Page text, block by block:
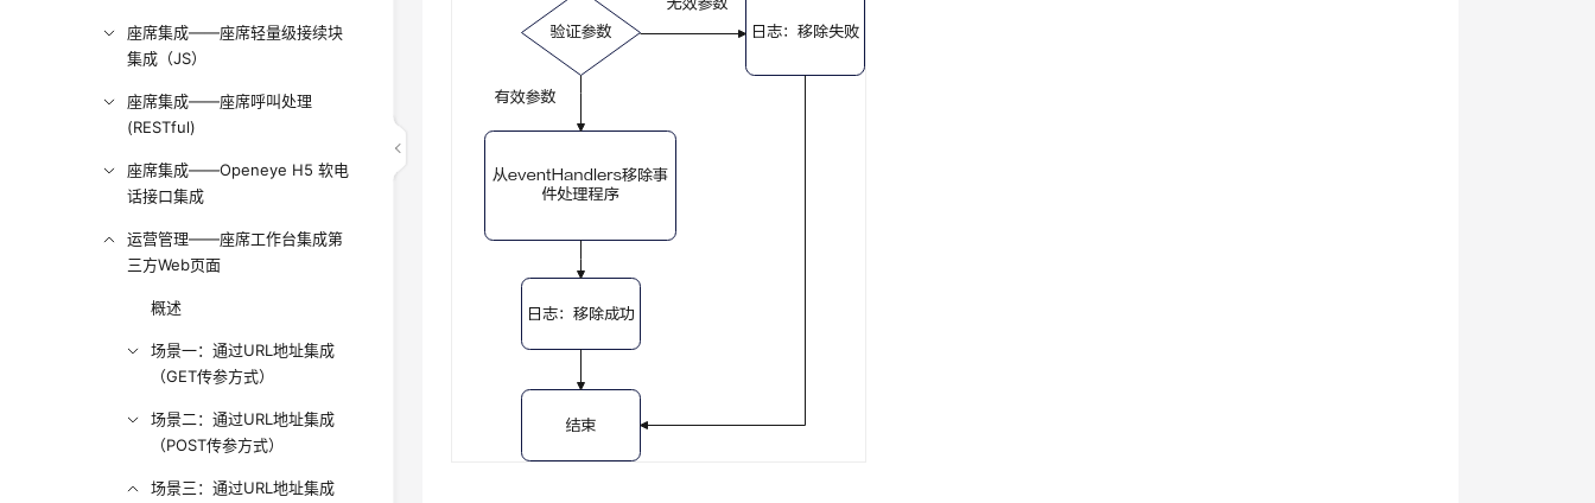
座席集成——座席轻量级接续块
集成（JS）
座席集成——座席呼叫处理
(RESTful)
座席集成——Openeye H5 软电
话接口集成
运营管理——座席工作台集成第
三方Web页面
概述
场景一：通过URL地址集成
（GET传参方式）
场景二：通过URL地址集成
（POST传参方式）
场景三：通过URL地址集成